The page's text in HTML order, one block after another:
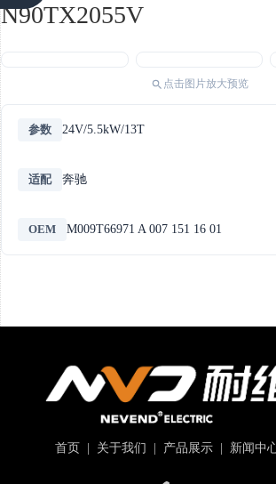
N90TX2055V
点击图片放大预览
参数 24V/5.5kW/13T
适配 奔驰
OEM M009T66971 A 007 151 16 01
首页 关于我们 产品展示| 新闻中